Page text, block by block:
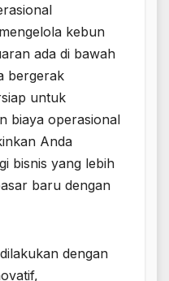
kebun
ada di bawah
bergerak
untuk
biaya operasional
Anda
bisnis yang lebih
baru dengan
dengan